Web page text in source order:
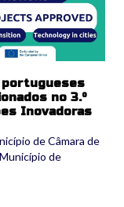
no 3.º
Inovadoras
de Câmara de
de